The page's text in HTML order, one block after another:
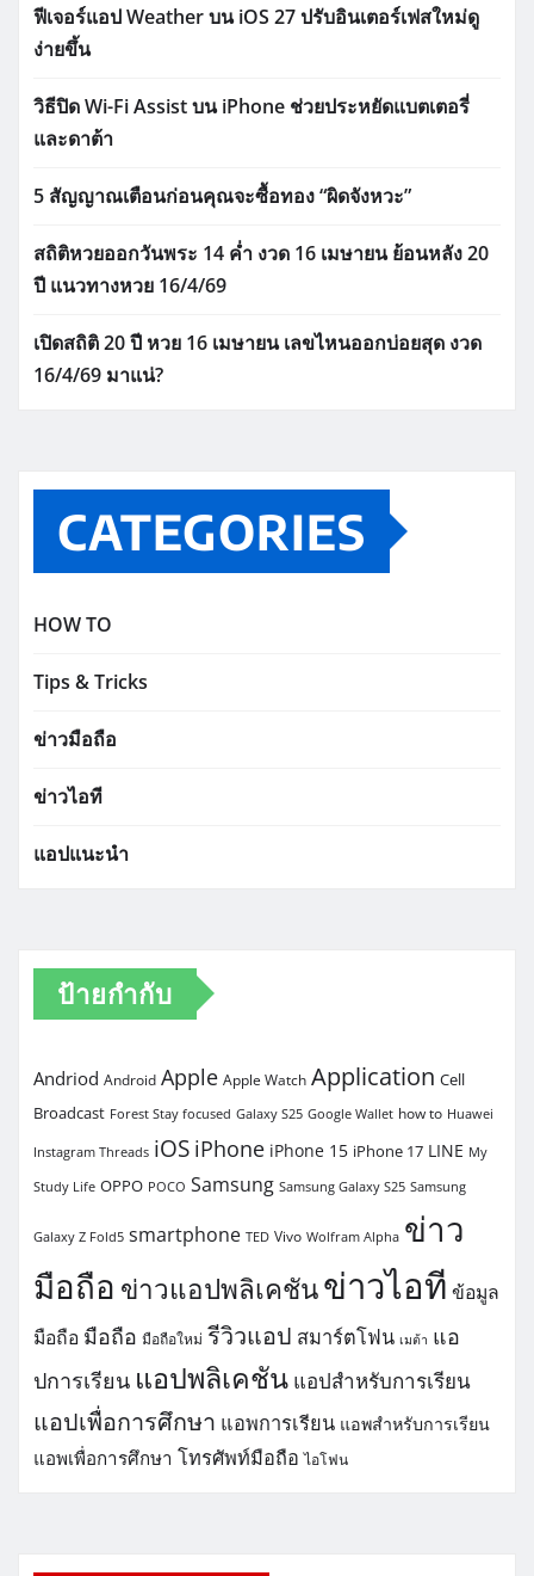
ฟีเจอร์แอป Weather บน iOS 27 ปรับอินเตอร์เฟสใหม่ดู
ง่ายขึ้น
วิธีปิด Wi-Fi Assist บน iPhone ช่วยประหยัดแบตเตอรี่
และดาต้า
5 สัญญาณเตือนก่อนคุณจะซื้อทอง “ผิดจังหวะ”
สถิติหวยออกวันพระ 14 ค่ำ งวด 16 เมษายน ย้อนหลัง 20
ปี แนวทางหวย 16/4/69
เปิดสถิติ 20 ปี หวย 16 เมษายน เลขไหนออกบ่อยสุด งวด
16/4/69 มาแน่?
CATEGORIES
HOW TO
Tips & Tricks
ข่าวมือถือ
ข่าวไอที
แอปแนะนำ
ป้ายกำกับ
Andriod Android Apple Apple Watch Application Cell
Broadcast Forest Stay focused Galaxy S25 Google Wallet how to Huawei
Instagram Threads iOS iPhone iPhone 15 iPhone 17 LINE My
Study Life OPPO POCO Samsung Samsung Galaxy S25 Samsung
Galaxy Z Fold5 smartphone TED Vivo Wolfram Alpha ข่าว
มือถือ ข่าวแอปพลิเคชันข่าวไอที ข้อมูล
มือถือ มือถือ มือถือใหม่ รีวิวแอป สมาร์ตโฟน เมต้า แอ
ปการเรียน แอปพลิเคชัน แอปสำหรับการเรียน
แอปเพื่อการศึกษา แอพการเรียน แอพสำหรับการเรียน
แอพเพื่อการศึกษา โทรศัพท์มือถือ ไอโฟน